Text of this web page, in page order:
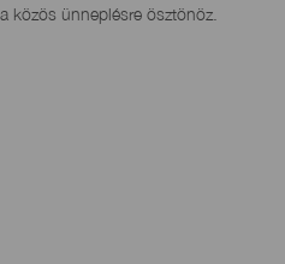
közös ünneplésre ösztönöz.